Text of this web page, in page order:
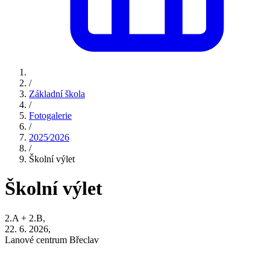
/
Základní škola
/
Fotogalerie
/
2025⁄2026
/
Školní výlet
Školní výlet
2.A + 2.B,
22. 6. 2026,
Lanové centrum Břeclav